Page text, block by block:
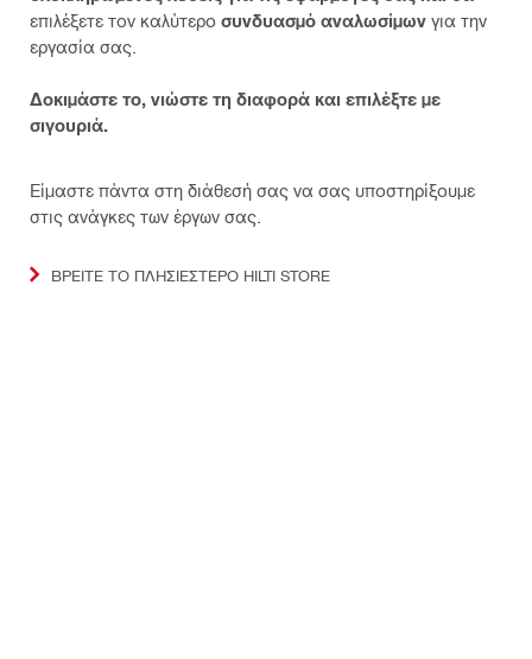
επιλέξετε τον καλύτερο συνδυασμό αναλωσίμων για την
εργασία σας.
Δοκιμάστε το, νιώστε τη διαφορά και επιλέξτε με
σιγουριά.
Είμαστε πάντα στη διάθεσή σας να σας υποστηρίξουμε
στις ανάγκες των έργων σας.
ΒΡΕΊΤΕ ΤΟ ΠΛΗΣΙΈΣΤΕΡΟ HILTI STORE